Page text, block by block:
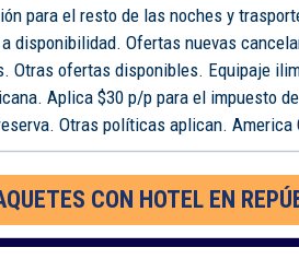
para el resto de las noches y
disponibilidad. Ofertas nuevas
Otras ofertas disponibles. Equipaje
Aplica $30 p/p para el impuesto
Otras políticas aplican. America
CON HOTEL EN